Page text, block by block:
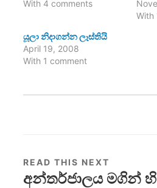
With 4 comments
With
යූලා නිදාගන්න ලෑස්තියි
April 19, 2008
With 1 comment
READ THIS NEXT
අන්තර්ජාලය මගින්